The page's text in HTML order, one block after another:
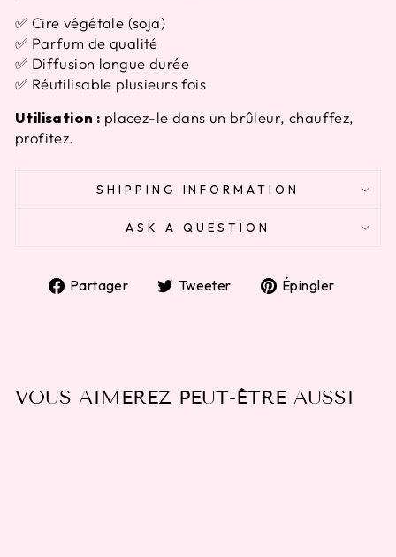
✅ Cire végétale (soja)
✅ Parfum de qualité
✅ Diffusion longue durée
✅ Réutilisable plusieurs fois
Utilisation : placez-le dans un brûleur, chauffez,
profitez.
SHIPPING INFORMATION
ASK A QUESTION
Partager
PartagerTweeter
TweeterÉpingler
VOUS AIMEREZ PEUT-ÊTRE AUSSI